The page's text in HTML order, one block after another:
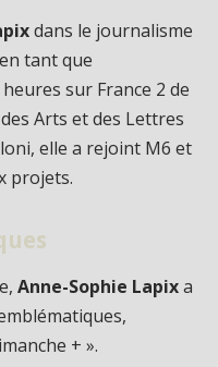
dans le journalisme
tant que
sur France 2 de
Arts et des Lettres
elle a rejoint M6 et
projets.
Anne-Sophie Lapixa
+ ».